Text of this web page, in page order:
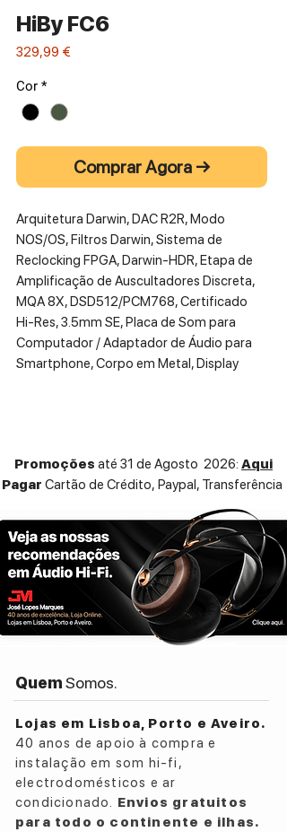
HiBy FC6
329,99 €
Cor *
Comprar Agora →
Arquitetura Darwin, DAC R2R, Modo
NOS/OS, Filtros Darwin, Sistema de
Reclocking FPGA, Darwin-HDR, Etapa de
Amplificação de Auscultadores Discreta,
MQA 8X, DSD512/PCM768, Certificado
Hi-Res, 3.5mm SE, Placa de Som para
Computador / Adaptador de Áudio para
Smartphone, Corpo em Metal, Display
Promoções até 31 de Agosto 2026: Aqui
Pagar Cartão de Crédito, Paypal, Transferência
QuemSomos.
Lojas em Lisboa, Porto e Aveiro.
40 anos de apoio à compra e
instalação em som hi-fi,
electrodomésticos e ar
condicionado. Envios gratuitos
para todo o continente e ilhas.